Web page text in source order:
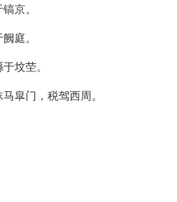
京。
庭。
坟茔。
皐门，税驾西周。